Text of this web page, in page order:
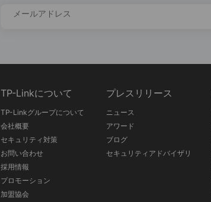
メールアドレス
TP-Linkについて
TP-Linkグループについて
会社概要
セキュリティ対策
お問い合わせ
採用情報
プロモーション
加盟協会
プレスリリース
ニュース
アワード
ブログ
セキュリティアドバイザリ